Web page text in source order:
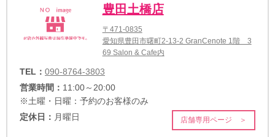
豊田土橋店
〒471-0835
愛知県豊田市曙町2-13-2 GranCenote 1階 3
69 Salon & Cafe内
TEL： 090-8764-3803
営業時間： 11:00～20:00
※土曜・日曜：予約のお客様のみ
定休日： 月曜日 店舗専用ページ ＞